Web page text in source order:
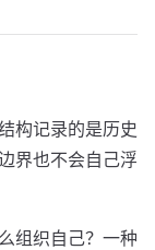
构记录的是历史
界也不会自己浮
组织自己？一种